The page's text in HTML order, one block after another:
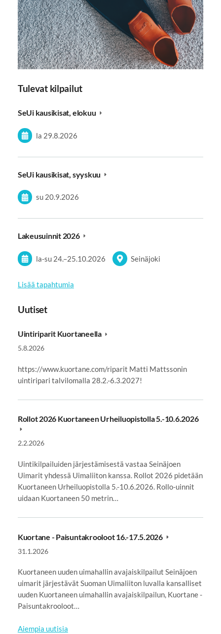
Tulevat kilpailut
SeUi kausikisat, elokuu
la 29.8.2026
SeUi kausikisat, syyskuu
su 20.9.2026
Lakeusuinnit 2026
la-su 24.–25.10.2026 Seinäjoki
Lisää tapahtumia
Uutiset
Uintiriparit Kuortaneella
5.8.2026
https://www.kuortane.com/riparit Matti Mattssonin
uintiripari talvilomalla 28.2.-6.3.2027!
Rollot 2026 Kuortaneen Urheiluopistolla 5.-10.6.2026
2.2.2026
Uintikilpailuiden järjestämisestä vastaa Seinäjoen
Uimarit yhdessä Uimaliiton kanssa. Rollot 2026 pidetään
Kuortaneen Urheiluopistolla 5.-10.6.2026. Rollo-uinnit
uidaan Kuortaneen 50 metrin…
Kuortane - Paisuntakrooloot 16.-17.5.2026
31.1.2026
Kuortaneen uuden uimahallin avajaiskilpailut Seinäjoen
uimarit järjestävät Suoman Uimaliiton luvalla kansalliset
uuden Kuortaneen uimahallin avajaiskilpailun, Kuortane -
Paisuntakrooloot…
Aiempia uutisia